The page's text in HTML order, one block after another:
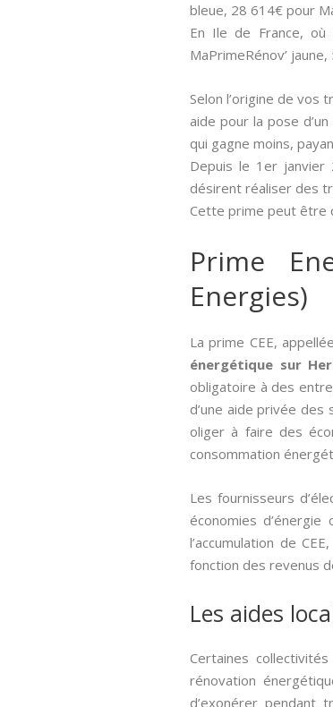
bleue, 28 614€ pour
En Ile de France,
MaPrimeRénov’
Selon l’origine de vos
aide pour la pose
qui gagne moins,
Depuis le 1er janvier
désirent réaliser des
Cette prime peut être
Prime
Energies)
La prime CEE,
énergétique sur
obligatoire à des
d’une aide privée
oliger à faire des
consommation
Les fournisseurs
économies
l’accumulation de
fonction des revenus
Les aides
Certaines
rénovation
d’exonérer pendant